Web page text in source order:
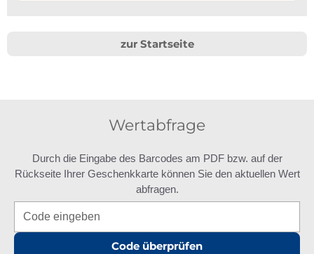
zur Startseite
Wertabfrage
Durch die Eingabe des Barcodes am PDF bzw. auf der
Rückseite Ihrer Geschenkkarte können Sie den aktuellen Wert
abfragen.
Code überprüfen